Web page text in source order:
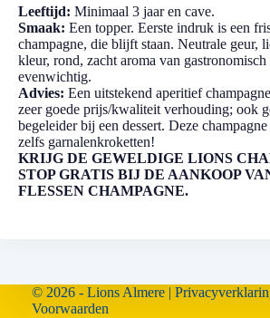
Leeftijd: Minimaal 3 jaar en cave.
Smaak: Een topper. Eerste indruk is een
champagne, die blijft staan. Neutrale geur,
kleur, rond, zacht aroma van
evenwichtig.
Advies: Een uitstekend aperitief
zeer goede prijs/kwaliteit verhouding; ook
begeleider bij een dessert. Deze champagne
zelfs garnalenkroketten!
KRIJG DE GEWELDIGE LIONS
STOP GRATIS BIJ DE AANKOOP
FLESSEN CHAMPAGNE.
© 2026 - Lions Almere |
Voorwaarden